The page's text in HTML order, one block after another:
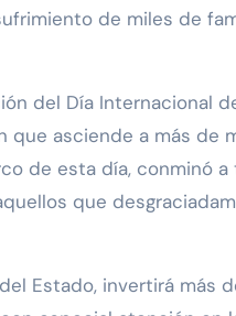
de miles de
del Día Internacional
que asciende a más de
de esta día, conminó
que
Estado, invertirá más